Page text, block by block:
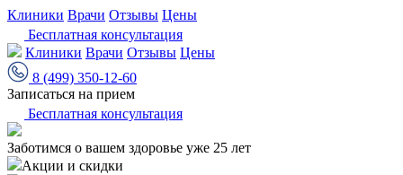
Клиники Врачи Отзывы Цены
Бесплатная консультация
Клиники Врачи Отзывы Цены
8 (499) 350-12-60
Записаться на прием
Бесплатная консультация
Заботимся о вашем здоровье уже 25 лет
Акции и скидки